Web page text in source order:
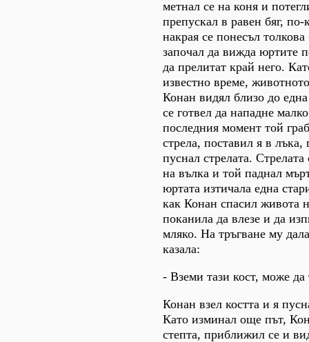
метнал се на коня и
препускал в равен бяг,
накрая се понесъл
започал да вижда юртите
да прелитат край него.
известно време,
Конан видял близо до
се готвел да нападне
последния момент той
стрела, поставил я в
пуснал стрелата. Стрелата
на вълка и той паднал
юртата изтичала една
как Конан спасил живота
поканила да влезе и да
мляко. На тръгване му
казала:
- Вземи тази кост, може да
Конан взел косттa и я
Като изминал още път,
степта, приближил се и